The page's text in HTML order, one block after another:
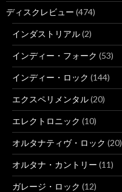
ディスクレビュー (474)
インダストリアル(2)
インディー・フォーク (53)
インディー・ロック (144)
エクスペリメンタル(20)
エレクトロニック (10)
オルタナティヴ・ロック (20)
オルタナ・カントリー (11)
ガレージ・ロック (12)